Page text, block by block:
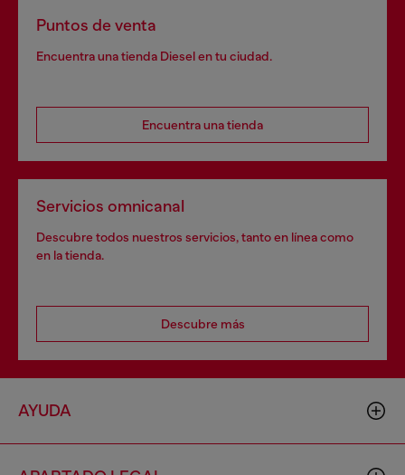
Puntos de venta
Encuentra una tienda Diesel en tu ciudad.
Encuentra una tienda
Servicios omnicanal
Descubre todos nuestros servicios, tanto en línea como
en la tienda.
Descubre más
AYUDA